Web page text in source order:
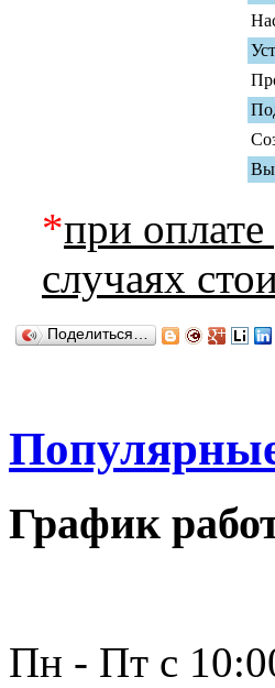
*при
случаях
Поделиться…
График
Пн - Пт с